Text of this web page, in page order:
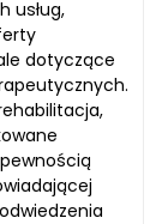
usług,
dotyczące